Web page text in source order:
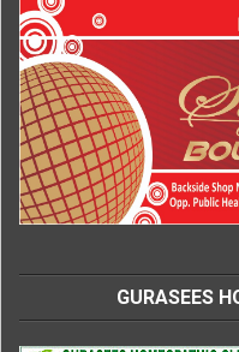
GURASEES